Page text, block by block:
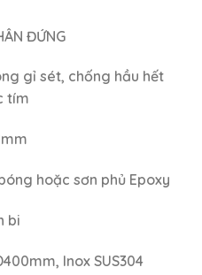
ĐỨNG
gỉ sét, chống hầu hết
tím
hoặc sơn phủ Epoxy
bi
Inox SUS304